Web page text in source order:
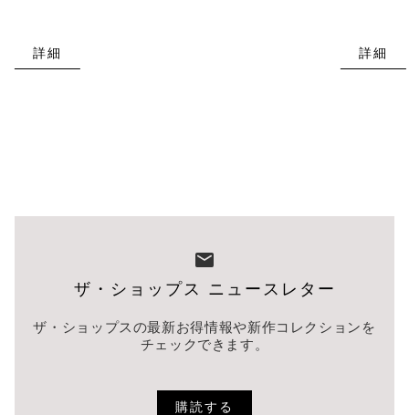
詳細 詳細
ザ・ショップス ニュースレター
ザ・ショップスの最新お得情報や新作コレクションを
チェックできます。
購読する